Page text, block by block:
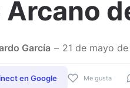
García 21 de mayo
Me gusta
en Google